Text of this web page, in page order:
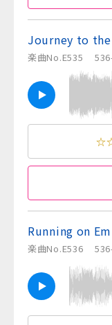
Journey to
楽曲No.E535
Running on
楽曲No.E536